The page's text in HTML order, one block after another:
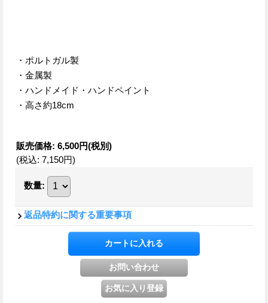
・ポルトガル製
・金属製
・ハンドメイド・ハンドペイント
・高さ約18cm
販売価格: 6,500円(税別)
(税込: 7,150円)
数量:
返品特約に関する重要事項